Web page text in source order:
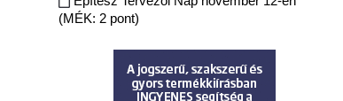
(MÉK: 2 pont)